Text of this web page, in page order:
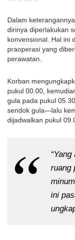
Dalam
dirinya diperlakukan
konvensional. Hal ini
praoperasi yang
perawatan.
Korban
pukul 00.00,
gula pada pukul
sendok gula—lalu
dijadwalkan pukul
ruang
ini